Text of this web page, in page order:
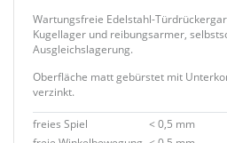
Wartungsfreie Edelstahl-
Kugellager und reibungsarmer,
Ausgleichslagerung.
Oberfläche matt gebürstet mit
verzinkt.
freies Spiel
< 0,5 mm